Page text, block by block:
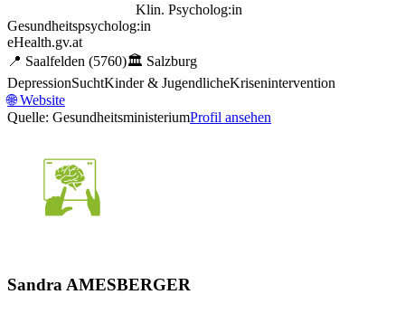
Klin. Psycholog:in
Gesundheitspsycholog:in
eHealth.gv.at
📍 Saalfelden (5760)🏛️ Salzburg
DepressionSuchtKinder & JugendlicheKrisenintervention
🌐Website
Quelle: GesundheitsministeriumProfil ansehen
Sandra AMESBERGER